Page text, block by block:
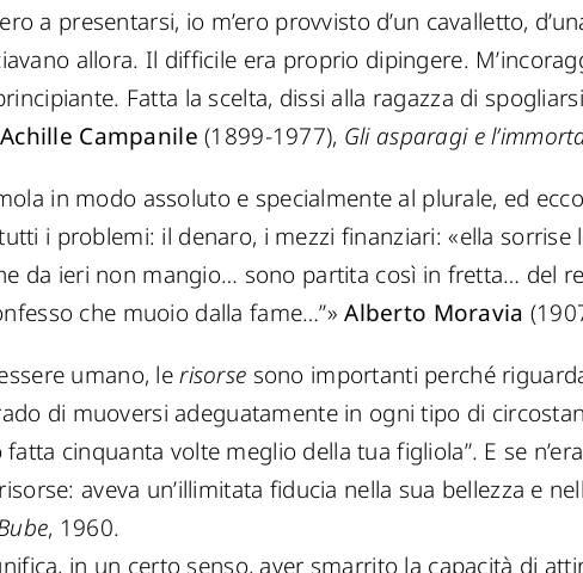
a presentarsi, io m’ero provvisto d’un cavalletto,
allora. Il difficile era proprio dipingere.
Fatta la scelta, dissi alla ragazza di
Achille Campanile (1899-1977), Gli asparagi e
in modo assoluto e specialmente al plurale, ed
i problemi: il denaro, i mezzi finanziari: «ella sorrise
da ieri non mangio… sono partita così in fretta… del
che muoio dalla fame…”»Alberto Moravia
umano, lerisorse sono importanti perché
di muoversi adeguatamente in ogni tipo di
cinquanta volte meglio della tua figliola”. E se
aveva un’illimitata fiducia nella sua bellezza e
, 1960.
in un certo senso, aver smarrito la capacità di